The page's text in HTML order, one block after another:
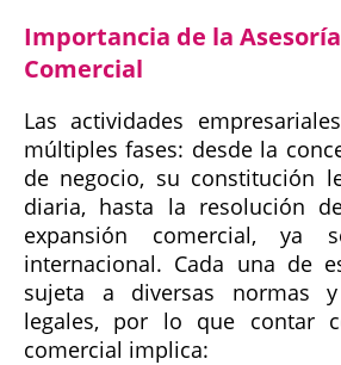
Importancia de la
Comercial
Las actividades
múltiples fases: desde la
de negocio, su constitución
diaria, hasta la resolución
expansión comercial, ya
internacional. Cada una de
sujeta a diversas normas y
legales, por lo que contar
comercial implica: